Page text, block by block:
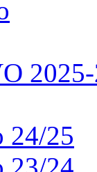
25